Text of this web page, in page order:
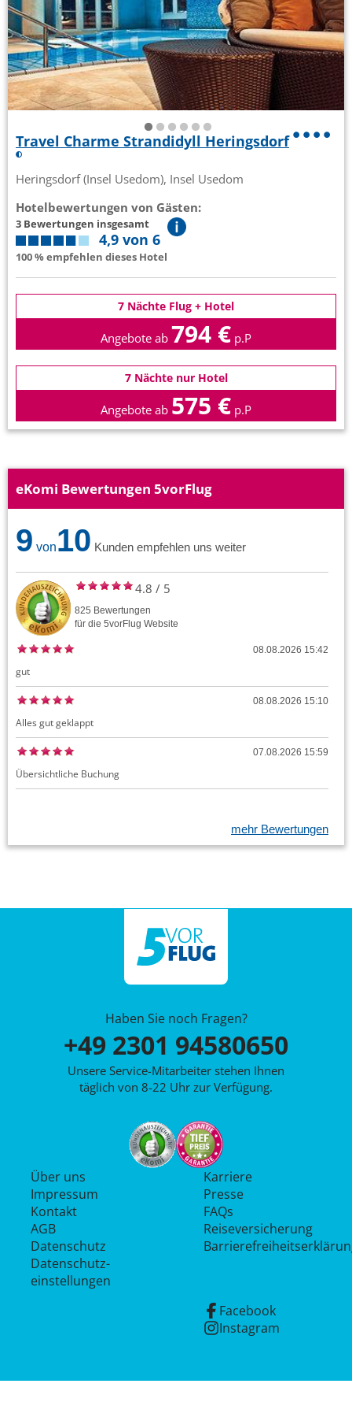
Travel Charme Strandidyll Heringsdorf
Heringsdorf (Insel Usedom), Insel Usedom
Hotelbewertungen von Gästen:
3 Bewertungen insgesamt
4,9 von 6
100 % empfehlen dieses Hotel
7 Nächte Flug + Hotel
Angebote ab 794 € p.P
7 Nächte nur Hotel
Angebote ab 575 € p.P
eKomi Bewertungen 5vorFlug
9 von10 Kunden empfehlen uns weiter
4.8 / 5
825 Bewertungen
für die 5vorFlug Website
08.08.2026 15:42
gut
08.08.2026 15:10
Alles gut geklappt
07.08.2026 15:59
Übersichtliche Buchung
mehr Bewertungen
Haben Sie noch Fragen?
+49 2301 94580650
Unsere Service-Mitarbeiter stehen Ihnen
täglich von 8-22 Uhr zur Verfügung.
Über uns
Impressum
Kontakt
AGB
Datenschutz
Datenschutz­
einstellungen
Karriere
Presse
FAQs
Reiseversicherung
Facebook
Instagram